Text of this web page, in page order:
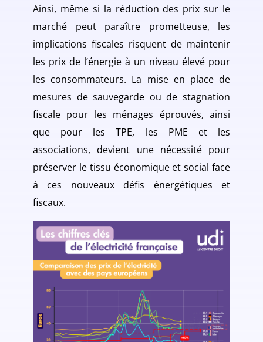
Ainsi, même si la réduction des prix sur le
marché peut paraître prometteuse, les
implications fiscales risquent de maintenir
les prix de l’énergie à un niveau élevé pour
les consommateurs. La mise en place de
mesures de sauvegarde ou de stagnation
fiscale pour les ménages éprouvés, ainsi
que pour les TPE, les PME et les
associations, devient une nécessité pour
préserver le tissu économique et social face
à ces nouveaux défis énergétiques et
fiscaux.